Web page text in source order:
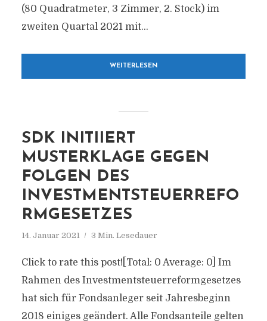
(80 Quadratmeter, 3 Zimmer, 2. Stock) im
zweiten Quartal 2021 mit...
WEITERLESEN
SDK INITIIERT
MUSTERKLAGE GEGEN
FOLGEN DES
INVESTMENTSTEUERREFO
RMGESETZES
14. Januar 2021 3 Min. Lesedauer
Click to rate this post![Total: 0 Average: 0] Im
Rahmen des Investmentsteuerreformgesetzes
hat sich für Fondsanleger seit Jahresbeginn
2018 einiges geändert. Alle Fondsanteile gelten